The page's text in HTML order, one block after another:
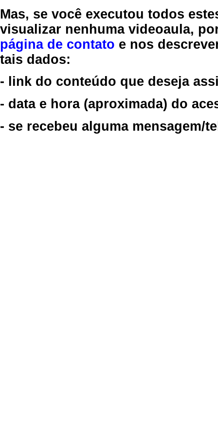
Mas, se você executou todos
visualizar nenhuma videoaula,
página de contato e nos
tais dados:
- link do conteúdo que deseja
- data e hora (aproximada) do
- se recebeu alguma mensagem/